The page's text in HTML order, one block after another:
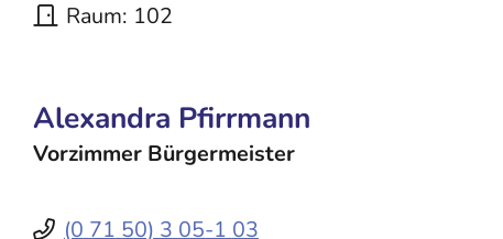
Raum 102
Alexandra Pfirrmann
Vorzimmer Bürgermeister
(0 71 50) 3 05-1 03